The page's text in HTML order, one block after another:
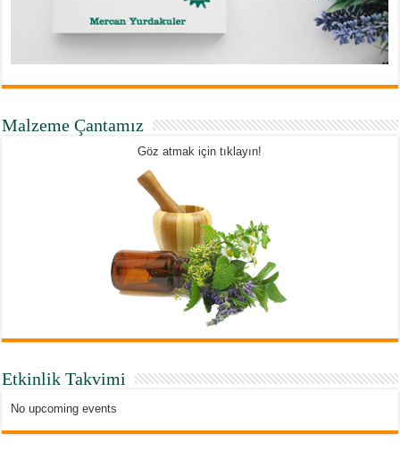
Malzeme Çantamız
Göz atmak için tıklayın!
Etkinlik Takvimi
No upcoming events